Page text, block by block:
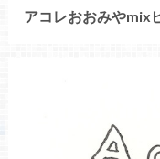
アコレおおみやmix